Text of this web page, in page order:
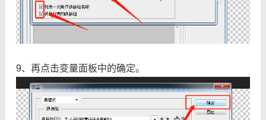
9、再点击变量面板中的确定。